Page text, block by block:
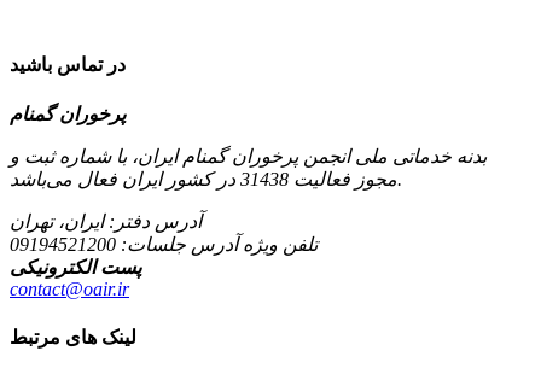
در تماس باشید
پرخوران گمنام
بدنه خدماتی ملی انجمن پرخوران گمنام ایران، با شماره ثبت و
مجوز فعالیت 31438 در کشور ایران فعال می‌باشد.
آدرس دفتر: ایران، تهران
تلفن ویژه آدرس جلسات:
پست الکترونیکی
contact@oair.ir
لینک های مرتبط